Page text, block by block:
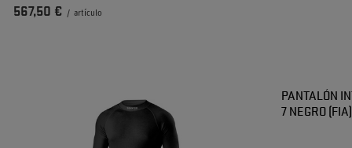
567,50 € / artículo
PANTALÓN
7 NEGRO (FIA)